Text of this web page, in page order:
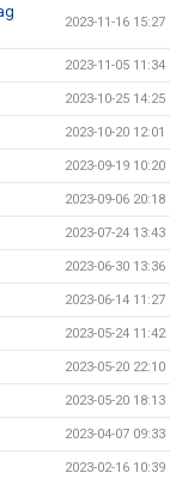
2023-11-16 15:27
2023-11-05 11:34
2023-10-25 14:25
2023-10-20 12:01
2023-09-19 10:20
2023-09-06 20:18
2023-07-24 13:43
2023-06-30 13:36
2023-06-14 11:27
2023-05-24 11:42
2023-05-20 22:10
2023-05-20 18:13
2023-04-07 09:33
2023-02-16 10:39